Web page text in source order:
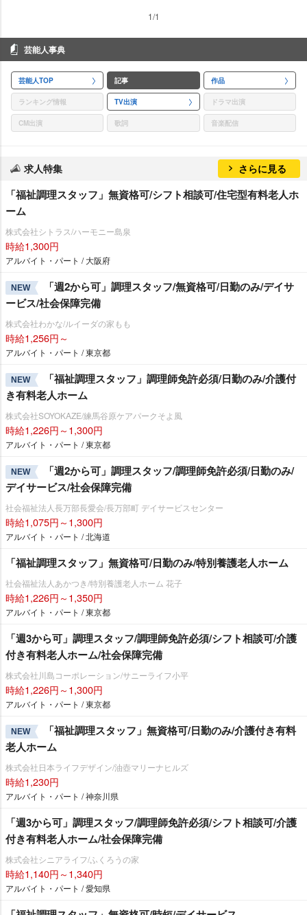
1/1
芸能人事典
芸能人TOP 記事 作品
ランキング情報 TV出演 ドラマ出演
CM出演 歌詞 音楽配信
求人特集 さらに見る
「福祉調理スタッフ」無資格可/シフト相談可/住宅型有料老人ホ
ーム
株式会社シトラス/ハーモニー島泉
時給1,300円
アルバイト・パート / 大阪府
NEW
「週2から可」調理スタッフ/無資格可/日勤のみ/デイサ
ービス/社会保障完備
株式会社わかな/ルイーダの家もも
時給1,256円～
アルバイト・パート / 東京都
NEW
「福祉調理スタッフ」調理師免許必須/日勤のみ/介護付
き有料老人ホーム
株式会社SOYOKAZE/練馬谷原ケアパークそよ風
時給1,226円～1,300円
アルバイト・パート / 東京都
NEW
「週2から可」調理スタッフ/調理師免許必須/日勤のみ/
デイサービス/社会保障完備
社会福祉法人長万部長愛会/長万部町 デイサービスセンター
時給1,075円～1,300円
アルバイト・パート / 北海道
「福祉調理スタッフ」無資格可/日勤のみ/特別養護老人ホーム
社会福祉法人あかつき/特別養護老人ホーム 花子
時給1,226円～1,350円
アルバイト・パート / 東京都
「週3から可」調理スタッフ/調理師免許必須/シフト相談可/介護
付き有料老人ホーム/社会保障完備
株式会社川島コーポレーション/サニーライフ小平
時給1,226円～1,300円
アルバイト・パート / 東京都
NEW
「福祉調理スタッフ」無資格可/日勤のみ/介護付き有料
老人ホーム
株式会社日本ライフデザイン/油壺マリーナヒルズ
時給1,230円
アルバイト・パート / 神奈川県
「週3から可」調理スタッフ/調理師免許必須/シフト相談可/介護
付き有料老人ホーム/社会保障完備
株式会社シニアライフ/ふくろうの家
時給1,140円～1,340円
アルバイト・パート / 愛知県